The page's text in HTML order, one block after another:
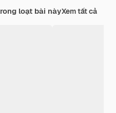
loạt bài nàyXem tất cả